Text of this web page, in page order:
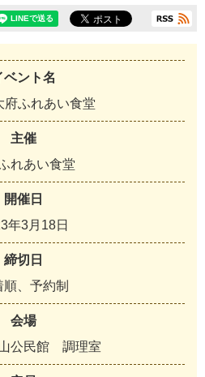
ベント名
府ふれあい食堂
主催
れあい食堂
開催日
3年3月 18日
締切日
順 予約制
会場
公民館 調理室